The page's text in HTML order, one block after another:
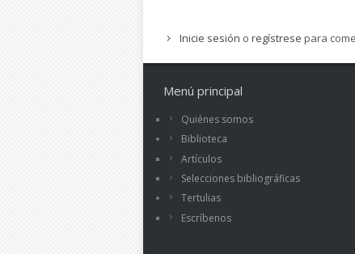
Inicie sesión o regístrese para
Menú principal
Quiénes somos
Biblioteca
Artículos
Selecciones bibliográficas
Tertulias
Escríbenos